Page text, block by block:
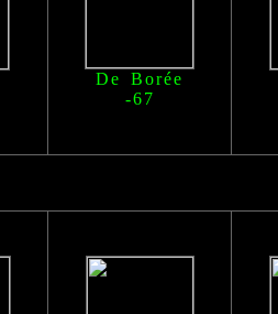
De Borée
-67